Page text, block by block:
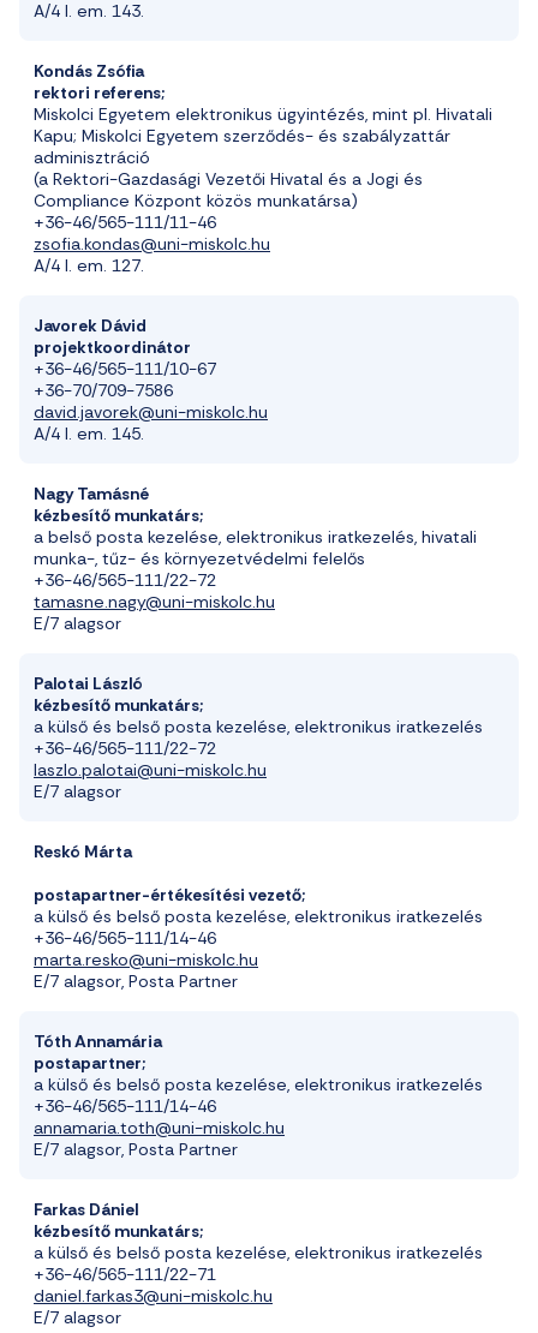
A/4 I. em. 143
Kondás Zsófia
rektori referens;
Miskolci Egyetem elektronikus ügyintézés, mint pl. Hivatali
Kapu; Miskolci Egyetem szerződés- és szabályzattár
adminisztráció
(a Rektori-Gazdasági Vezetői Hivatal és a Jogi és
Compliance Központ közös munkatársa)
+36-46/565-111/11-46
zsofia.kondas@uni-miskolc.hu
A/4 I. em. 127.
Javorek Dávid
projektkoordinátor
+36-46/565-111/10-67
+36-70/709-7586
david.javorek@uni-miskolc.hu
A/4 I. em. 145.
Nagy Tamásné
kézbesítő munkatárs;
a belső posta kezelése, elektronikus iratkezelés hivatali
munka-, tűz- és környezetvédelmi felelős
+36-46/565-111/22-72
tamasne.nagy@uni-miskolc.hu
E/7 alagsor
Palotai László
kézbesítő munkatárs;
a külső és belső posta kezelése , elektronikus iratkezelés
+36-46/565-111/22-72
laszlo.palotai@uni-miskolc.hu
E/7 alagsor
Reskó Márta
postapartner-értékesítési vezető;
a külső és belső posta kezelése , elektronikus iratkezelés
+36-46/565-111/14-46
marta.resko@uni-miskolc.hu
E/7 alagsor, Posta Partner
Tóth Annamária
postapartner;
a külső és belső posta kezelése, elektronikus iratkezelés
+36-46/565-111/14-46
annamaria.toth@uni-miskolc.hu
E/7 alagsor, Posta Partner
Farkas Dániel
kézbesítő munkatárs;
a külső és belső posta kezelése , elektronikus iratkezelés
+36-46/565-111/22-71
daniel.farkas3@uni-miskolc.hu
E/7 alagsor